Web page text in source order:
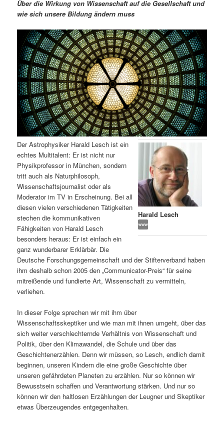
r
e
n
I
n
h
a
l
t
s
p
r
n
g
e
n
d
ä
r
e
n
I
n
h
a
l
t
s
r
i
n
g
e
n
a
a
t
i
o
n
Über die Wirkung von Wissenschaft auf die Gesellschaft und
wie sich unsere Bildung ändern muss
Harald Lesch
Der Astrophysiker Harald Lesch ist ein
echtes Multitalent: Er ist nicht nur
Physikprofessor in München, sondern
tritt auch als Naturphilosoph,
Wissenschaftsjournalist oder als
Moderator im TV in Erscheinung. Bei all
diesen vielen verschiedenen Tätigkeiten
stechen die kommunikativen
Fähigkeiten von Harald Lesch
besonders heraus: Er ist einfach ein
ganz wunderbarer Erklärbär. Die
Deutsche Forschungsgemeinschaft und der Stifterverband haben
ihm deshalb schon 2005 den „Communicator-Preis“ für seine
mitreißende und fundierte Art, Wissenschaft zu vermitteln,
verliehen.
In dieser Folge sprechen wir mit ihm über
Wissenschaftsskeptiker und wie man mit ihnen umgeht, über das
sich weiter verschlechternde Verhältnis von Wissenschaft und
Politik, über den Klimawandel, die Schule und über das
Geschichtenerzählen. Denn wir müssen, so Lesch, endlich damit
beginnen, unseren Kindern die eine große Geschichte über
unseren gefährdeten Planeten zu erzählen. Nur so können wir
Bewusstsein schaffen und Verantwortung stärken. Und nur so
können wir den haltlosen Erzählungen der Leugner und Skeptiker
etwas Überzeugendes entgegenhalten.